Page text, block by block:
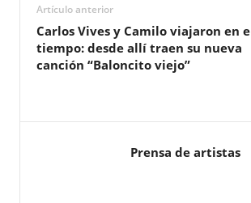
Artículo anterior
Carlos Vives y Camilo viajaron en
tiempo: desde allí traen su nueva
canción “Baloncito viejo”
Prensa de artistas